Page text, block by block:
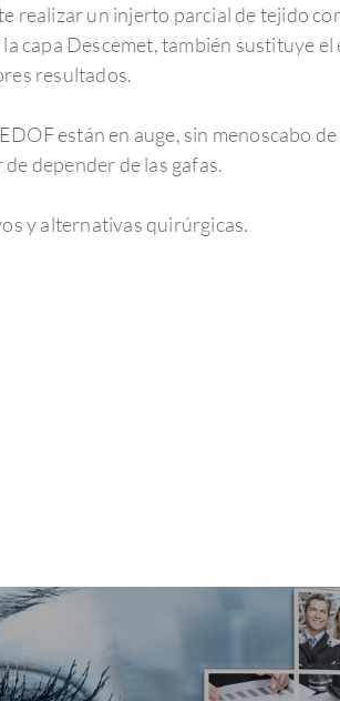
realizar un injerto parcial de tejido
capa Descemet, también sustituye
resultados.
están en auge, sin menoscabo
depender de las gafas.
y alternativas quirúrgicas.